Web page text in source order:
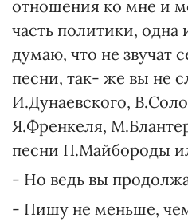
отношения ко мне и
часть политики, одна
думаю, что не звучат
песни, так- же вы не
И.Дунаевского,
Я.Френкеля,
песни П.Майбороды
- Но ведь вы
- Пишу не меньше,